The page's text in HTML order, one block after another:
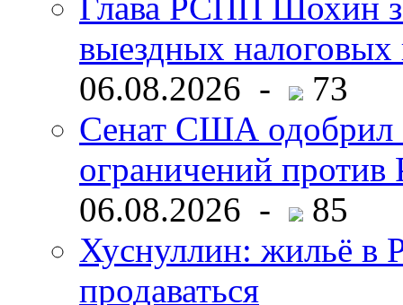
выездных налоговых
06.08.2026 -
73
Сенат США одобрил
ограничений
06.08.2026 -
85
Хуснуллин: жильё в
продаваться